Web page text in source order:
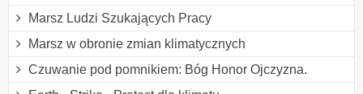
Marsz Ludzi Szukających Pracy
Marsz w obronie zmian klimatycznych
Czuwanie pod pomnikiem: Bóg Honor Ojczyzna.